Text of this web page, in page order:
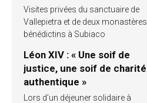
Visites privées du sanctuaire de
Vallepietra et de deux monastères
bénédictins à Subiaco
Léon XIV : « Une soif de
justice, une soif de charité
authentique »
Lors d’un déjeuner solidaire à